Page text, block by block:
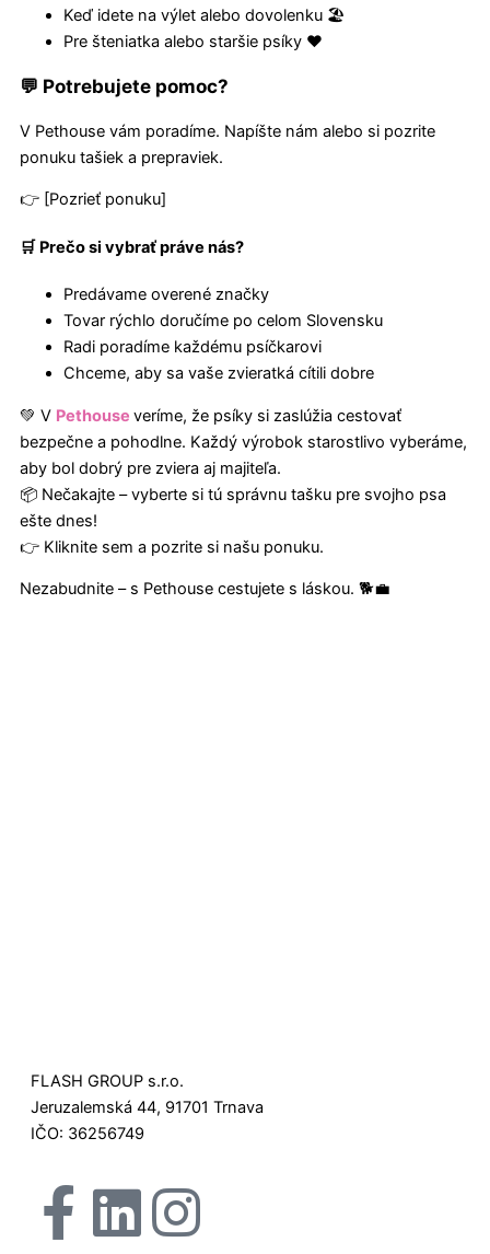
Keď idete na výlet alebo dovolenku 🏖️
Pre šteniatka alebo staršie psíky ❤️
💬 Potrebujete pomoc?
V Pethouse vám poradíme. Napíšte nám alebo si pozrite
ponuku tašiek a prepraviek.
👉 [Pozrieť ponuku]
🛒 Prečo si vybrať práve nás?
Predávame overené značky
Tovar rýchlo doručíme po celom Slovensku
Radi poradíme každému psíčkarovi
Chceme, aby sa vaše zvieratká cítili dobre
💚 V Pethouse veríme, že psíky si zaslúžia cestovať
bezpečne a pohodlne. Každý výrobok starostlivo vyberáme,
aby bol dobrý pre zviera aj majiteľa.
📦 Nečakajte – vyberte si tú správnu tašku pre svojho psa
ešte dnes!
👉 Kliknite sem a pozrite si našu ponuku.
Nezabudnite – s Pethouse cestujete s láskou. 🐕💼
FLASH GROUP s.r.o.
Jeruzalemská 44, 91701 Trnava
IČO: 36256749
F
L I